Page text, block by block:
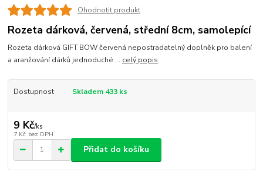
Ohodnotit produkt
Rozeta dárková, červená, střední 8cm, samolepící
Rozeta dárková GIFT BOW červená nepostradatelný doplněk pro balení
a aranžování dárků jednoduché ... celý popis
Dostupnost Skladem 433 ks
9 Kč/ks
7 Kč bez DPH
Přidat do košíku